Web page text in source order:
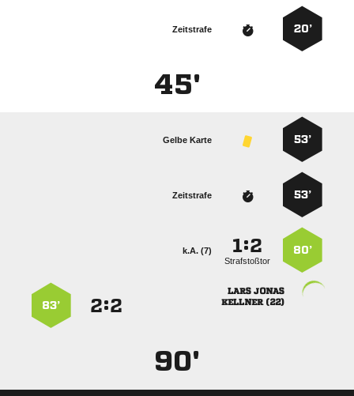
20’
Zeitstrafe
45'
53’
Gelbe Karte
53’
Zeitstrafe
80’
:
Strafstoßtor
k.A. (7)
 
 
:
83’
90'